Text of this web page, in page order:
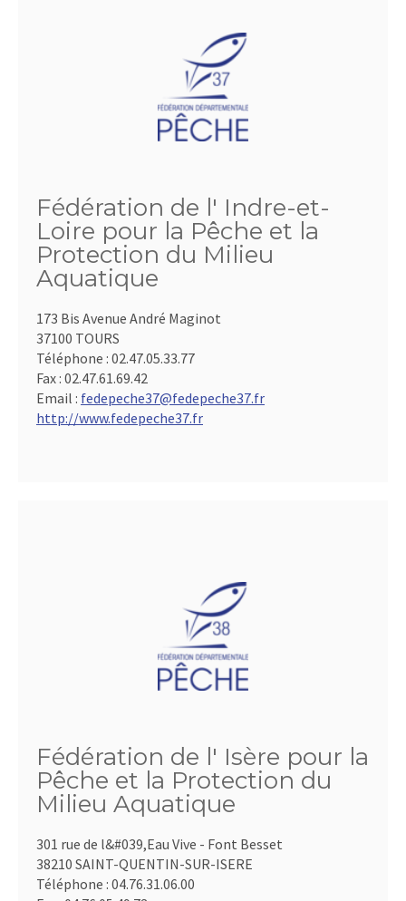
Fédération de l' Indre-et-
Loire pour la Pêche et la
Protection du Milieu
Aquatique
173 Bis Avenue André Maginot
37100 TOURS
Téléphone : 02.47.05.33.77
Fax : 02.47.61.69.42
Email : fedepeche37@fedepeche37.fr
http://www.fedepeche37.fr
Fédération de l' Isère pour la
Pêche et la Protection du
Milieu Aquatique
301 rue de l&#039,Eau Vive - Font Besset
38210 SAINT-QUENTIN-SUR-ISERE
Téléphone : 04.76.31.06.00